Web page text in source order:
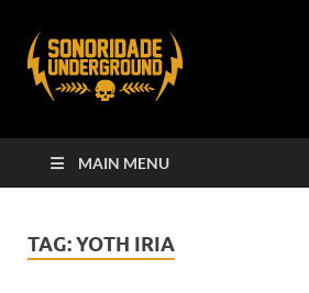
MAIN MENU
TAG:YOTH IRIA